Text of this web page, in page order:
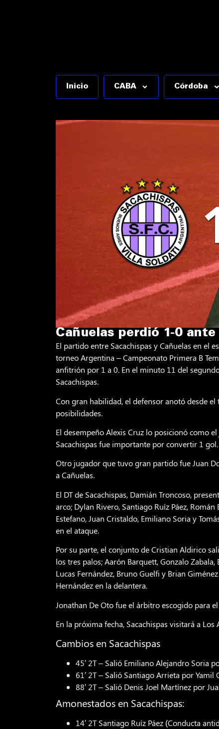
Inicio CABA Córdoba
Cañuelas perdió 1-0
El partido entre Sacachispas y Cañuelas en el
torneo Argentina – Campeonato Primera B
anfitrión por 1 a 0. En el minuto 11 del
Sacachispas.
Con gran habilidad, el defensor anotó desde
posibilidades.
El desempeño Alexis Cruz lo posicionó como
Sacachispas fue importante por convertir 1 gol.
Otro jugador que tuvo gran partido fue Juan
a Cañuelas.
El DT de Sacachispas, Damián Troncoso,
arco; Dylan Rivero, Santiago Ruíz Páez,
Estefano, Juan Cristaldo, Emiliano Soria y
en el ataque.
Por su parte, el conjunto de Cristian Aldirico
los tres palos; Aarón Barquett, Gonzalo
Lucas Fernández, Bruno Guelfi y Brian
Hernández en la delantera.
Jonathan De Oto fue el árbitro escogido para
En la próxima fecha, Sacachispas visitará a
Cambios en Sacachispas
45′ 2T – Salió Emiliano Alejandro Soria
61′ 2T – Salió Santiago Arrieta por Yamil
88′ 2T – Salió Denis Joel Martínez por
Amonestados en Sacachispas:
14′ 2T Santiago Ruíz Páez (Conducta